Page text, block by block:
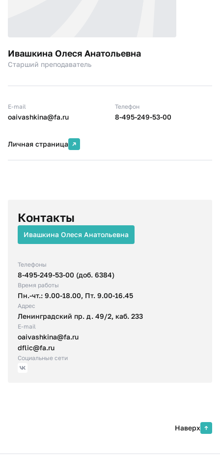
Ивашкина Олеся Анатольевна
Старший преподаватель
E-mail
oaivashkina@fa.ru
Телефон
8-495-249-53-00
Личная страница
Контакты
Ивашкина Олеся Анатольевна
Телефоны
8-495-249-53-00 (доб. 6384)
Время работы
Пн.-чт.: 9.00-18.00, Пт. 9.00-16.45
Адрес
Ленинградский пр. д. 49/2, каб. 233
E-mail
oaivashkina@fa.ru
dflic@fa.ru
Социальные сети
Наверх